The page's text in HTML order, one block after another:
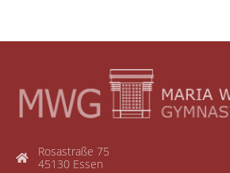
Rosastraße 75
45130 Essen